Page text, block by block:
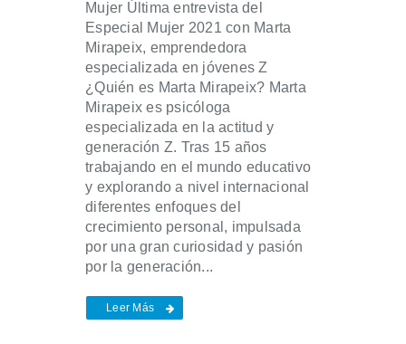
Mujer Última entrevista del
Especial Mujer 2021 con Marta
Mirapeix, emprendedora
especializada en jóvenes Z
¿Quién es Marta Mirapeix? Marta
Mirapeix es psicóloga
especializada en la actitud y
generación Z. Tras 15 años
trabajando en el mundo educativo
y explorando a nivel internacional
diferentes enfoques del
crecimiento personal, impulsada
por una gran curiosidad y pasión
por la generación...
Leer Más